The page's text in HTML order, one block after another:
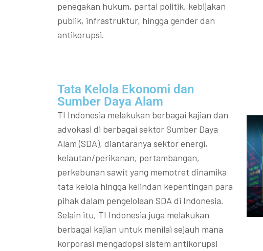
penegakan hukum, partai politik, kebijakan
publik, infrastruktur, hingga gender dan
antikorupsi.
Tata Kelola Ekonomi dan
Sumber Daya Alam
TI Indonesia melakukan berbagai kajian dan
advokasi di berbagai sektor Sumber Daya
Alam (SDA), diantaranya sektor energi,
kelautan/perikanan, pertambangan,
perkebunan sawit yang memotret dinamika
tata kelola hingga kelindan kepentingan para
pihak dalam pengelolaan SDA di Indonesia.
Selain itu, TI Indonesia juga melakukan
berbagai kajian untuk menilai sejauh mana
korporasi mengadopsi sistem antikorupsi